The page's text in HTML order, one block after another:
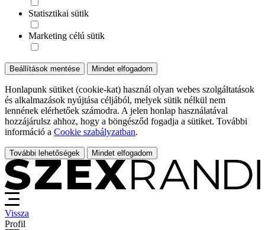
Statisztikai sütik
Marketing célú sütik
Beállítások mentése Mindet elfogadom
Honlapunk sütiket (cookie-kat) használ olyan webes szolgáltatások
és alkalmazások nyújtása céljából, melyek sütik nélkül nem
lennének elérhetőek számodra. A jelen honlap használatával
hozzájárulsz ahhoz, hogy a böngésződ fogadja a sütiket. További
információ a Cookie szabályzatban.
További lehetőségek Mindet elfogadom
Vissza
Profil